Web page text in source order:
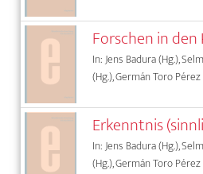
Forschen in
In: Jens Badura (Hg.),
(Hg.), Germán Toro Pérez
Erkenntnis
In: Jens Badura (Hg.),
(Hg.), Germán Toro Pérez